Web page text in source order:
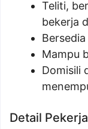
Teliti,
bekerja
Mampu
Domisili
Detail